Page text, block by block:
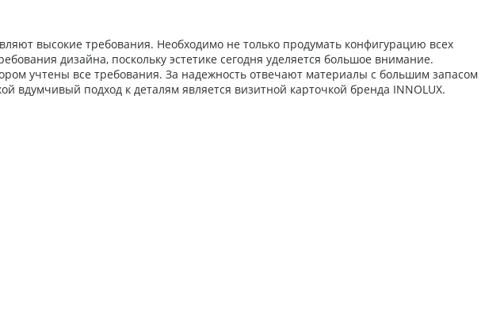
высокие требования. Необходимо не только продумать конфигурацию всех
дизайна, поскольку эстетике сегодня уделяется большое внимание.
учтены все требования. За надежность отвечают материалы с большим запасом
подход к деталям является визитной карточкой бренда INNOLUX.